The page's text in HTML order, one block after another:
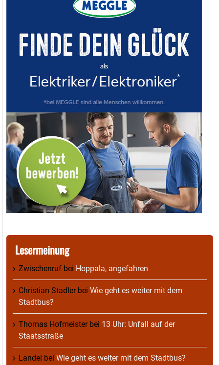
Lesermeinung
Zwischenruf bei Hoppala, angefahren
Christian Stadlerbei Wie geht es weiter mit dem
Stadtbus?
Thomas Hofmeisterbei 13 Uhr: Unfall auf der
Staatsstraße
Landei bei Wie geht es weiter mit dem Stadtbus?